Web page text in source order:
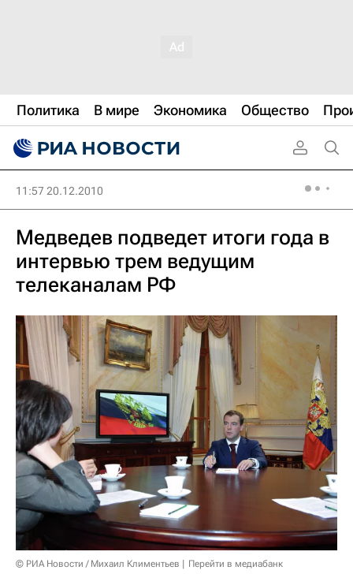
Политика В мире Экономика Общество
11:57 20.12.2010
Медведев подведет итоги года в
интервью трем ведущим
телеканалам РФ
© РИА Новости / Михаил Климентьев Перейти в медиабанк